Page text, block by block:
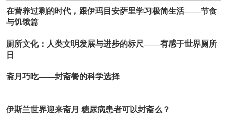
在营养过剩的时代，跟伊玛目安萨里学习极简生活——节食
与饥饿篇
厕所文化：人类文明发展与进步的标尺——有感于世界厕所
日
斋月巧吃——封斋餐的科学选择
伊斯兰世界迎来斋月 糖尿病患者可以封斋么？